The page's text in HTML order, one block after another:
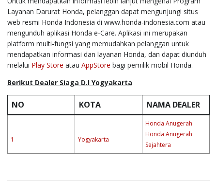
Layanan Darurat Honda, pelanggan dapat mengunjungi situs
web resmi Honda Indonesia di www.honda-indonesia.com atau
mengunduh aplikasi Honda e-Care. Aplikasi ini merupakan
platform multi-fungsi yang memudahkan pelanggan untuk
mendapatkan informasi dan layanan Honda, dan dapat diunduh
melalui Play Store atau AppStore bagi pemilik mobil Honda.
Berikut Dealer Siaga D.I Yogyakarta
NO KOTA NAMA DEALER
1 Yogyakarta
Honda Anugerah
Honda Anugerah
Sejahtera